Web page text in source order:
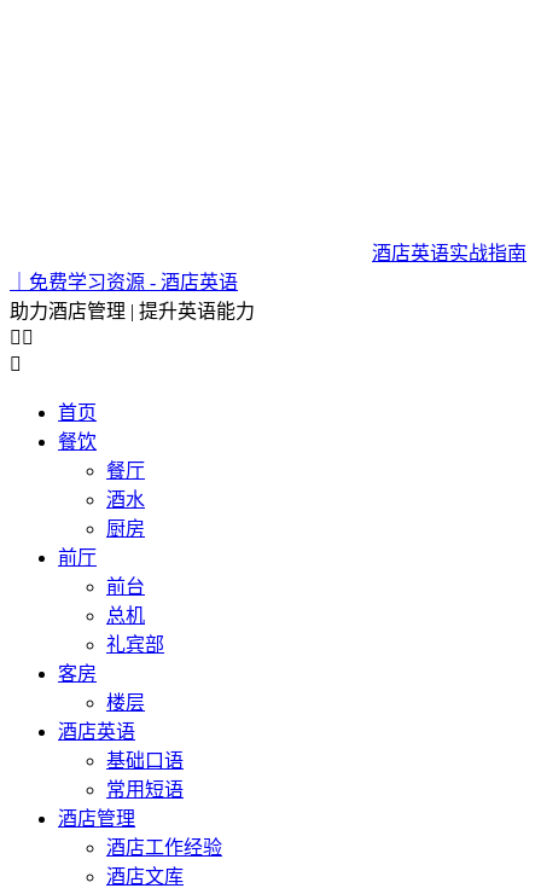
酒店英语实战指南
｜免费学习资源 - 酒店英语
助力酒店管理 | 提升英语能力
 

首页
餐饮
餐厅
酒水
厨房
前厅
前台
总机
礼宾部
客房
楼层
酒店英语
基础口语
常用短语
酒店管理
酒店工作经验
酒店文库